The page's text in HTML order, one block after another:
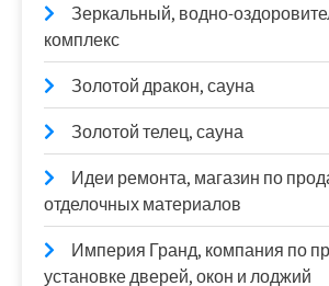
Зеркальный, водно-
комплекс
Золотой дракон, сауна
Золотой телец, сауна
Идеи ремонта, магазин по
отделочных материалов
Империя Гранд, компания по
установке дверей, окон и лоджий